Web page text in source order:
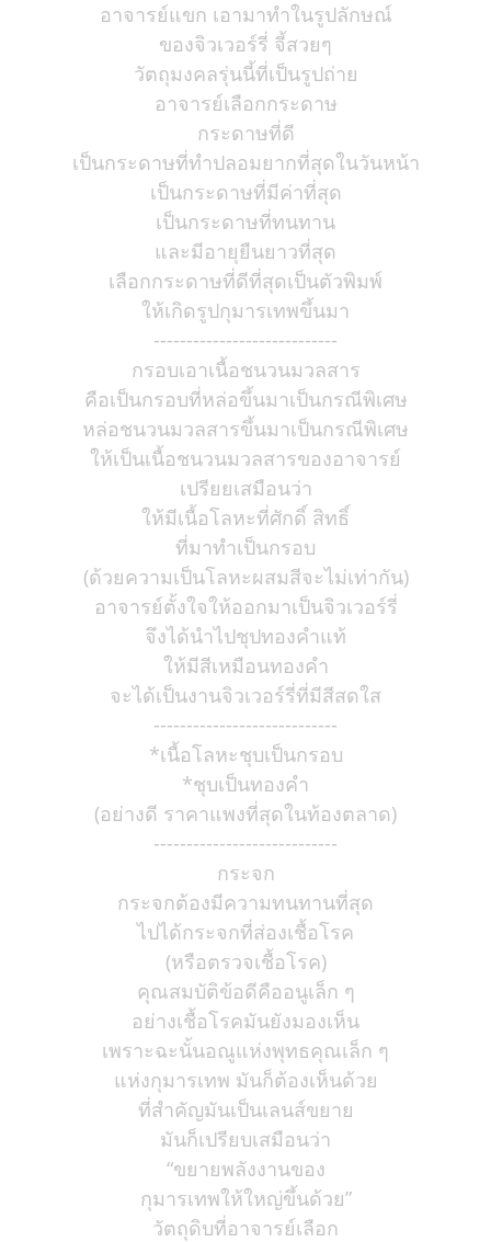
อาจารย์แขก เอามาทำในรูปลักษณ์
ของจิวเวอร์รี่ จี้สวยๆ
วัตถุมงคลรุ่นนี้ที่เป็นรูปถ่าย
อาจารย์เลือกกระดาษ
กระดาษที่ดี
เป็นกระดาษที่ทำปลอมยากที่สุดในวันหน้า
เป็นกระดาษที่มีค่าที่สุด
เป็นกระดาษที่ทนทาน
และมีอายุยืนยาวที่สุด
เลือกกระดาษที่ดีที่สุดเป็นตัวพิมพ์
ให้เกิดรูปกุมารเทพขึ้นมา
----------------------------
กรอบเอาเนื้อชนวนมวลสาร
คือเป็นกรอบที่หล่อขึ้นมาเป็นกรณีพิเศษ
หล่อชนวนมวลสารขึ้นมาเป็นกรณีพิเศษ
ให้เป็นเนื้อชนวนมวลสารของอาจารย์
เปรียยเสมือนว่า
ให้มีเนื้อโลหะที่ศักดิ์ สิทธิ์
ที่มาทำเป็นกรอบ
(ด้วยความเป็นโลหะผสมสีจะไม่เท่ากัน)
อาจารย์ตั้งใจให้ออกมาเป็นจิวเวอร์รี่
จึงได้นำไปชุปทองคำแท้
ให้มีสีเหมือนทองคำ
จะได้เป็นงานจิวเวอร์รี่ที่มีสีสดใส
----------------------------
*เนื้อโลหะชุบเป็นกรอบ
*ชุบเป็นทองคำ
(อย่างดี ราคาแพงที่สุดในท้องตลาด)
----------------------------
กระจก
กระจกต้องมีความทนทานที่สุด
ไปได้กระจกที่ส่องเชื้อโรค
(หรือตรวจเชื้อโรค)
คุณสมบัติข้อดีคืออนูเล็ก ๆ
อย่างเชื้อโรคมันยังมองเห็น
เพราะฉะนั้นอณูแห่งพุทธคุณเล็ก ๆ
แห่งกุมารเทพ มันก็ต้องเห็นด้วย
ที่สำคัญมันเป็นเลนส์ขยาย
มันก็เปรียบเสมือนว่า
“ขยายพลังงานของ
กุมารเทพให้ใหญ่ขึ้นด้วย”
วัตถุดิบที่อาจารย์เลือก